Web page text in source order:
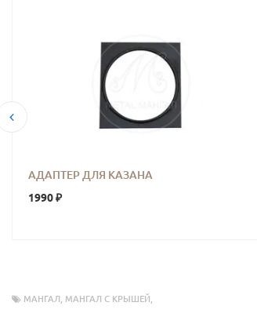
АДАПТЕР ДЛЯ КАЗАНА
1990 ₽
МАНГАЛ МАНГАЛ С КРЫШЕЙ